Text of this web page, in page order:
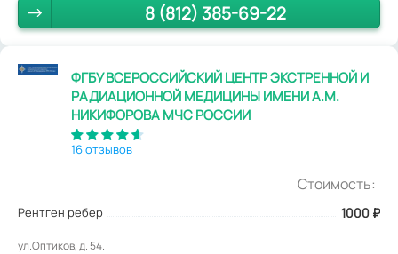
8 (812) 385-69-22
ФГБУ ВСЕРОССИЙСКИЙ ЦЕНТР ЭКСТРЕННОЙ И
РАДИАЦИОННОЙ МЕДИЦИНЫ ИМЕНИ А.М.
НИКИФОРОВА МЧС РОССИИ
16 отзывов
Стоимость:
Рентген ребер 1000 ₽
ул.Оптиков, д. 54.